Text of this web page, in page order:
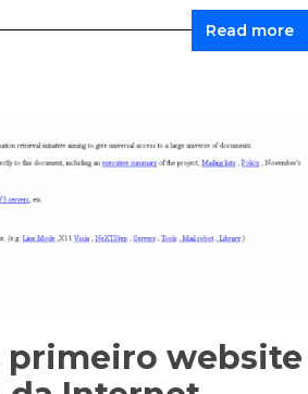
Read more
primeiro website